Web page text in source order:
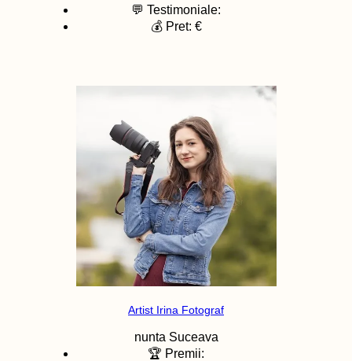
💬 Testimoniale:
💰 Pret: €
Artist Irina Fotograf
nunta Suceava
🏆 Premii: